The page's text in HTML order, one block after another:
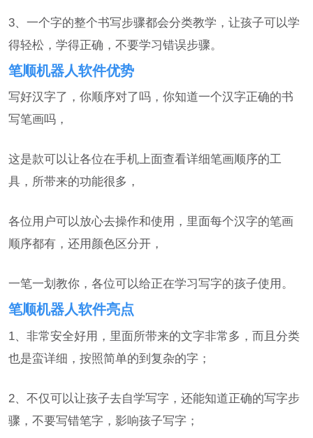
3、一个字的整个书写步骤都会分类教学，让孩子可以学
得轻松，学得正确，不要学习错误步骤。
笔顺机器人软件优势
写好汉字了，你顺序对了吗，你知道一个汉字正确的书
写笔画吗，
这是款可以让各位在手机上面查看详细笔画顺序的工
具，所带来的功能很多，
各位用户可以放心去操作和使用，里面每个汉字的笔画
顺序都有，还用颜色区分开，
一笔一划教你，各位可以给正在学习写字的孩子使用。
笔顺机器人软件亮点
1、非常安全好用，里面所带来的文字非常多，而且分类
也是蛮详细，按照简单的到复杂的字；
2、不仅可以让孩子去自学写字，还能知道正确的写字步
骤，不要写错笔字，影响孩子写字；